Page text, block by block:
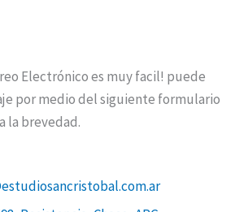
Electrónico es muy facil! puede
por medio del siguiente formulario
la brevedad.